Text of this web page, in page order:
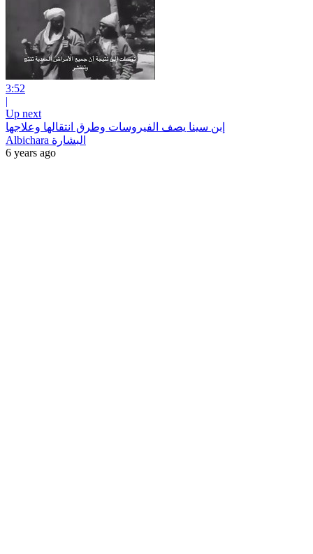
3:52
|
Up next
إبن سينا يصف الفيروسات وطرق انتقالها وعلاجها
Albichara البشارة
6 years ago